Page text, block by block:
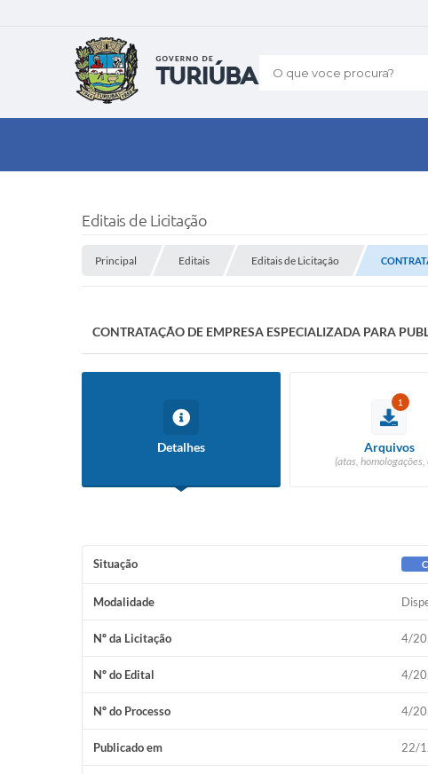
O que voce procura?
Editais de Licitação
Principal Editais Editais de Licitação
CONTRATAÇÃO DE EMPRESA ESPECIALIZADA PARA
Detalhes
1
Arquivos
(atas, homologações,
Situação
Modalidade
Nº da Licitação 4/
Nº do Edital 4/
Nº do Processo 4/
Publicado em 22/